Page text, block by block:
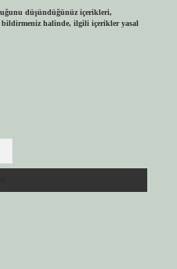
düşündüğünüz içerikleri,
halinde, ilgili içerikler yasal